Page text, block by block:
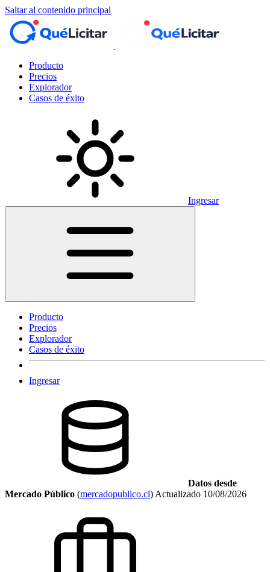
Saltar al contenido principal
Producto
Precios
Explorador
Casos de éxito
Ingresar
Producto
Precios
Explorador
Casos de éxito
Ingresar
Datos desde
Mercado Público (mercadopublico.cl) Actualizado 10/08/2026